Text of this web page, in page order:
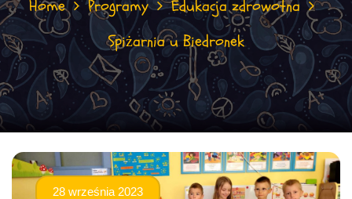
Home Programy
Edukacja zdrowotna
Spiżarnia u Biedronek
28 września 2023